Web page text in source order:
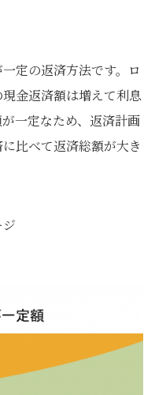
定の返済方法です。ロ
金返済額は増えて利息
一定なため、返済計画
比べて返済総額が大き